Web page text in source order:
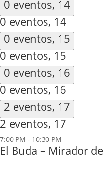
0 eventos, 14
0 eventos, 14
0 eventos, 15
0 eventos, 15
0 eventos, 16
0 eventos, 16
2 eventos, 17
2 eventos, 17
7:00 PM - 10:30 PM
El Buda – Mirador de